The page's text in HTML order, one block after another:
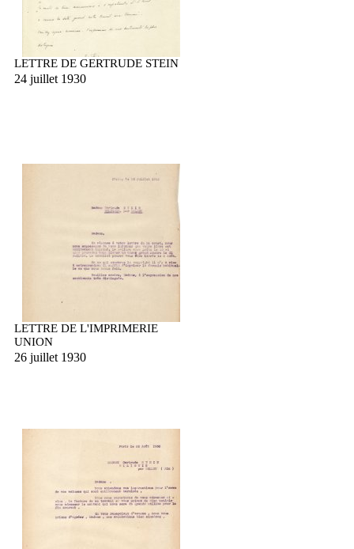
LETTRE DE GERTRUDE STEIN
24 juillet 1930
LETTRE DE L'IMPRIMERIE
UNION
26 juillet 1930